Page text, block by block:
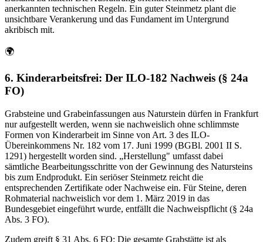
anerkannten technischen Regeln. Ein guter Steinmetz plant die
unsichtbare Verankerung und das Fundament im Untergrund
akribisch mit.
🌍
6. Kinderarbeitsfrei: Der ILO-182 Nachweis (§ 24a
FO)
Grabsteine und Grabeinfassungen aus Naturstein dürfen in Frankfurt
nur aufgestellt werden, wenn sie nachweislich ohne schlimmste
Formen von Kinderarbeit im Sinne von Art. 3 des ILO-
Übereinkommens Nr. 182 vom 17. Juni 1999 (BGBl. 2001 II S.
1291) hergestellt worden sind. „Herstellung" umfasst dabei
sämtliche Bearbeitungsschritte von der Gewinnung des Natursteins
bis zum Endprodukt. Ein seriöser Steinmetz reicht die
entsprechenden Zertifikate oder Nachweise ein. Für Steine, deren
Rohmaterial nachweislich vor dem 1. März 2019 in das
Bundesgebiet eingeführt wurde, entfällt die Nachweispflicht (§ 24a
Abs. 3 FO).
Zudem greift § 31 Abs. 6 FO: Die gesamte Grabstätte ist als